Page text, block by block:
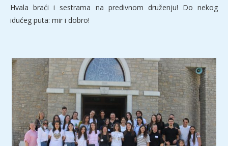
Hvala braći i sestrama na predivnom druženju! Do nekog
idućeg puta: mir i dobro!